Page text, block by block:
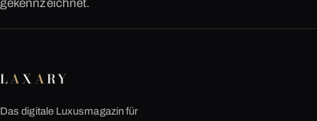
gekennzeichnet.
LAXARY
Das digitale Luxusmagazin für